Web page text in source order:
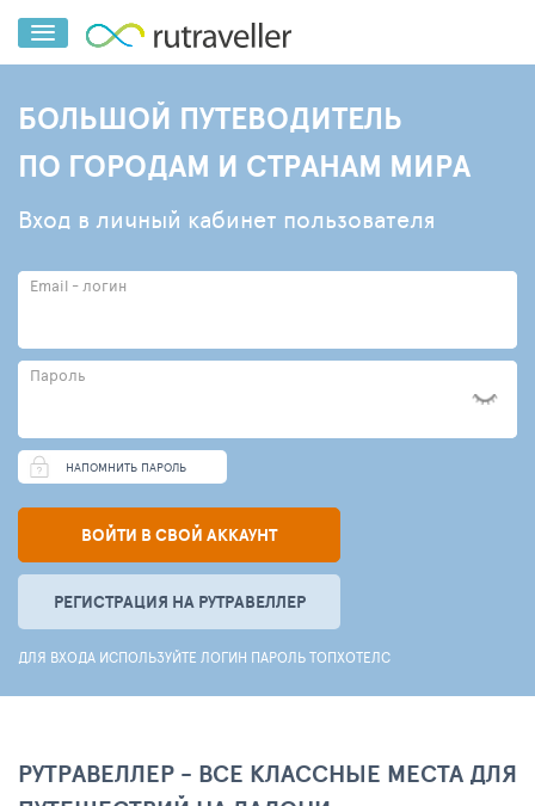
БОЛЬШОЙ ПУТЕВОДИТЕЛЬ
ПО ГОРОДАМ И СТРАНАМ МИРА
Вход в личный кабинет пользователя
Email - логин
Пароль
НАПОМНИТЬ ПАРОЛЬ
ВОЙТИ В СВОЙ АККАУНТ
РЕГИСТРАЦИЯ НА РУТРАВЕЛЛЕР
ДЛЯ ВХОДА ИСПОЛЬЗУЙТЕ ЛОГИН ПАРОЛЬ ТОПХОТЕЛС
РУТРАВЕЛЛЕР - ВСЕ КЛАССНЫЕ МЕСТА ДЛЯ